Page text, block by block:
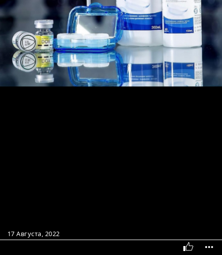
17 Августа, 2022